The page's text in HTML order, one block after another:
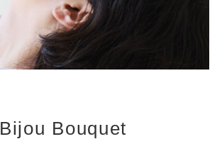
Bijou Bouquet